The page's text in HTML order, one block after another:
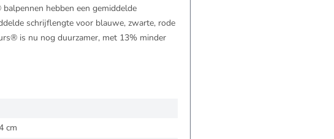
hebben een gemiddelde
schrijflengte voor blauwe, zwarte, rode
is nu nog duurzamer, met 13% minder
cm